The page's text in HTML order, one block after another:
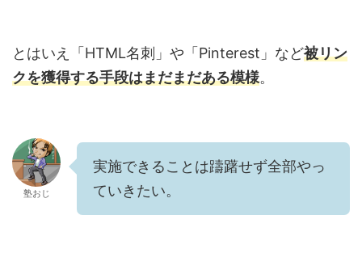
とはいえ「HTML名刺」や「Pinterest」など被リン
クを獲得する手段はまだまだある模様。
塾おじ
実施できることは躊躇せず全部やっ
ていきたい。